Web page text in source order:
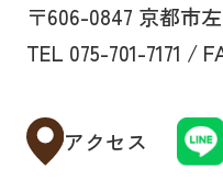
〒606-0847 京都市
TEL 075-701-7171 /
アクセス